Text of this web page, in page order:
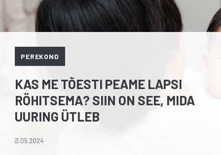
PEREKOND
KAS ME TÕESTI PEAME LAPSI
RÖHITSEMA? SIIN ON SEE, MIDA
UURING ÜTLEB
3.05.2024